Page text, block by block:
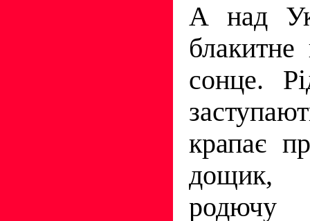
А над
блакитне
сонце.
крапає
дощик,
родючу